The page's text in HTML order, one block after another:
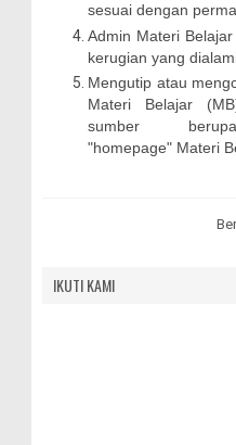
sesuai dengan
Admin Materi
kerugian yang
Mengutip atau
Materi Belajar
sumber
"homepage" Materi
IKUTI KAMI